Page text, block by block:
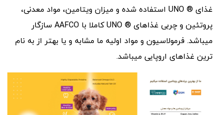
غذای ® UNO استفاده شده و میزان ویتامین، مواد معدنی،
پروتئین و چربی غذاهای ® UNO کاملا با AAFCO سازگار
میباشد. فرمولاسیون و مواد اولیه ما مشابه و یا بهتر از به نام
ترین غذاهای اروپایی میباشد.